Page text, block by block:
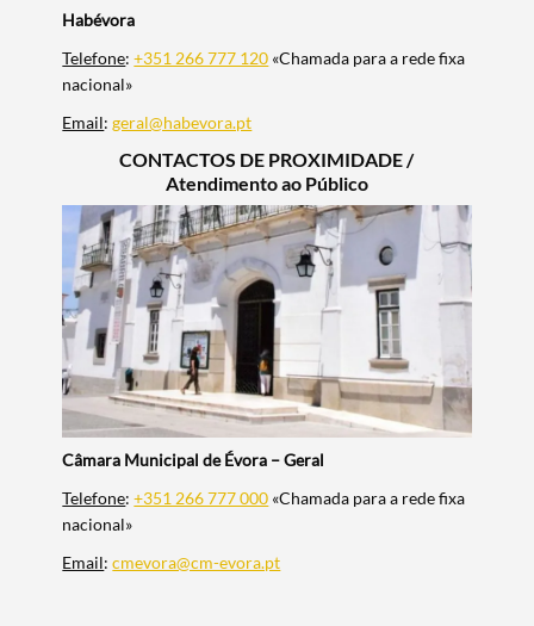
Termo de Pesquisa
Categorias gerais
Habévora
Telefone:+351 266 777 120 «Chamada para a rede fixa
nacional»
Email:geral@habevora.pt
CONTACTOS DE PROXIMIDADE /
Atendimento ao Público
Câmara Municipal de Évora – Geral
Telefone:+351 266 777 000 «Chamada para a rede fixa
nacional»
Email:cmevora@cm-evora.pt